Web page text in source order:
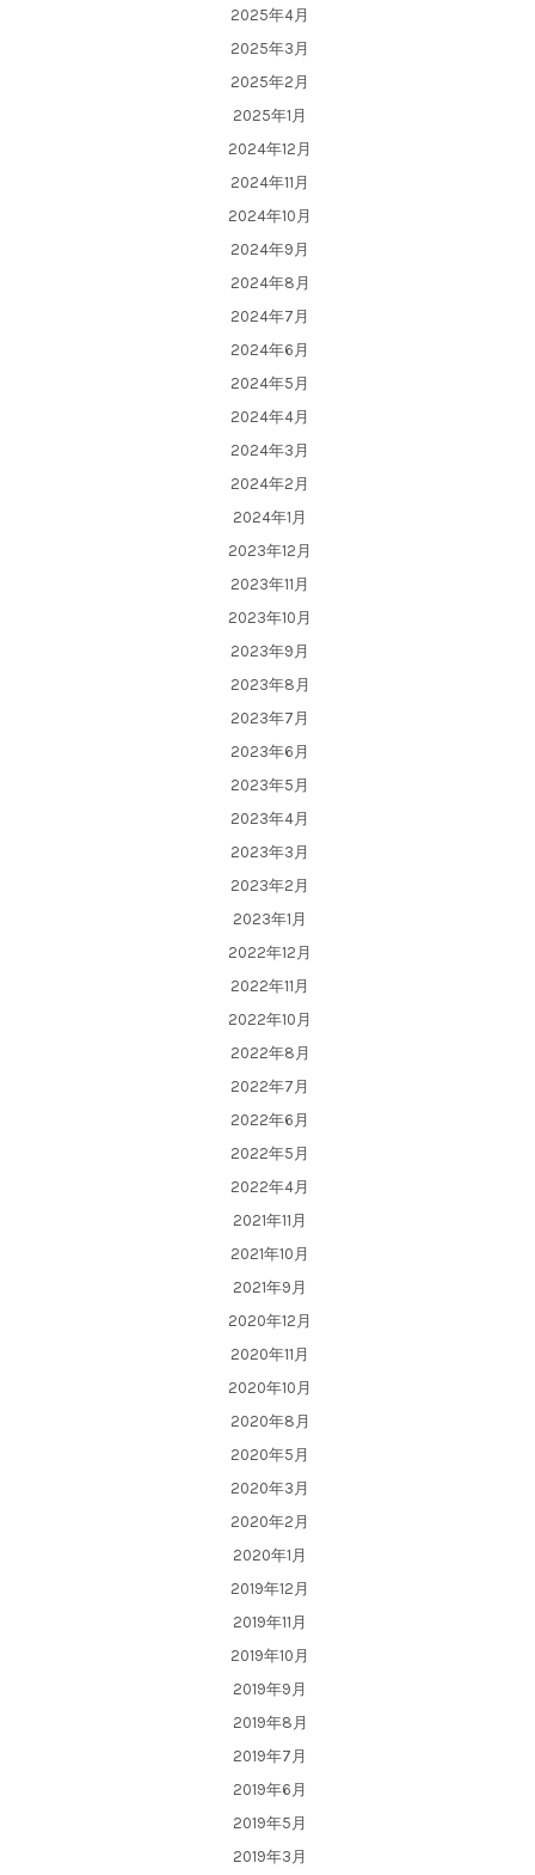
2025年4月
2025年3月
2025年2月
2025年1月
2024年12月
2024年11月
2024年10月
2024年9月
2024年8月
2024年7月
2024年6月
2024年5月
2024年4月
2024年3月
2024年2月
2024年1月
2023年12月
2023年11月
2023年10月
2023年9月
2023年8月
2023年7月
2023年6月
2023年5月
2023年4月
2023年3月
2023年2月
2023年1月
2022年12月
2022年11月
2022年10月
2022年8月
2022年7月
2022年6月
2022年5月
2022年4月
2021年11月
2021年10月
2021年9月
2020年12月
2020年11月
2020年10月
2020年8月
2020年5月
2020年3月
2020年2月
2020年1月
2019年12月
2019年11月
2019年10月
2019年9月
2019年8月
2019年7月
2019年6月
2019年5月
2019年3月